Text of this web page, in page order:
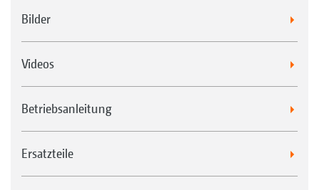
Bilder
Videos
Betriebsanleitung
Ersatzteile